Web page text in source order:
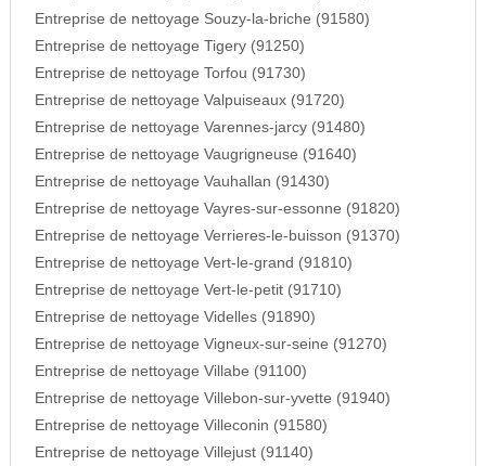
Entreprise de nettoyage Souzy-la-briche (91580)
Entreprise de nettoyage Tigery (91250)
Entreprise de nettoyage Torfou (91730)
Entreprise de nettoyage Valpuiseaux (91720)
Entreprise de nettoyage Varennes-jarcy (91480)
Entreprise de nettoyage Vaugrigneuse (91640)
Entreprise de nettoyage Vauhallan (91430)
Entreprise de nettoyage Vayres-sur-essonne (91820)
Entreprise de nettoyage Verrieres-le-buisson (91370)
Entreprise de nettoyage Vert-le-grand (91810)
Entreprise de nettoyage Vert-le-petit (91710)
Entreprise de nettoyage Videlles (91890)
Entreprise de nettoyage Vigneux-sur-seine (91270)
Entreprise de nettoyage Villabe (91100)
Entreprise de nettoyage Villebon-sur-yvette (91940)
Entreprise de nettoyage Villeconin (91580)
Entreprise de nettoyage Villejust (91140)